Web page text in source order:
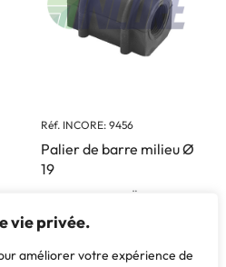
vie privée.
améliorer votre expérience de
Réf. INCORE: 9456
Palier de barre milieu Ø
19
Marque: CITROËN -
PEUGEOT, 106, AX, Saxo